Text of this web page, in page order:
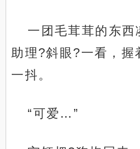
一团毛茸茸的东西
助理?斜眼?一看，握
一抖。
“可爱…”